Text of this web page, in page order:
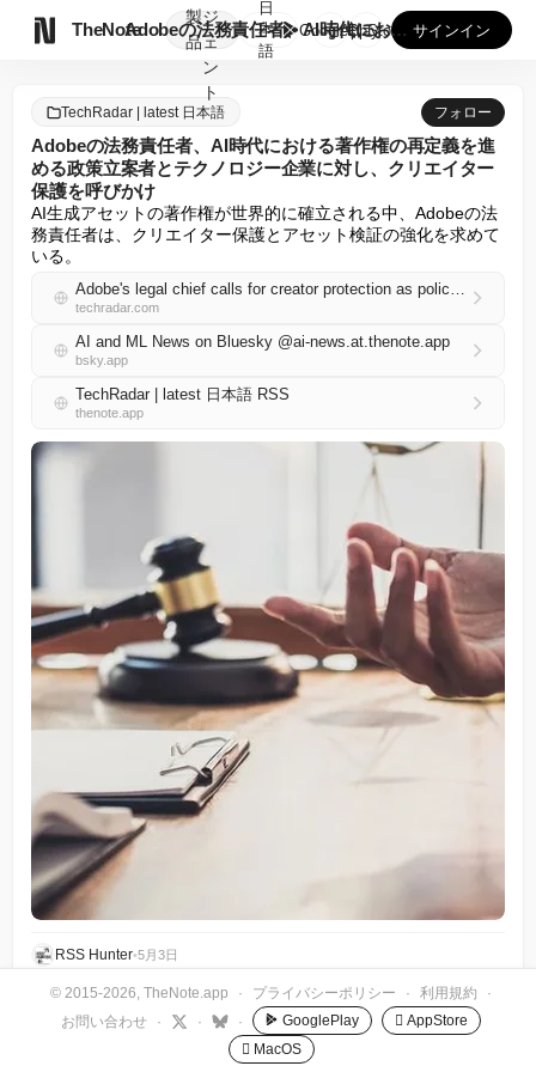
TheNote
製
品
ジ
ェ
ン
ト
Adobeの法務責任者、AI時代における著作権の再定義を進め...
日
本
語
GooglePlay
AppStore サインイン
TechRadar | latest 日本語 フォロー
Adobeの法務責任者、AI時代における著作権の再定義を進
める政策立案者とテクノロジー企業に対し、クリエイター
保護を呼びかけ
AI生成アセットの著作権が世界的に確立される中、Adobeの法
務責任者は、クリエイター保護とアセット検証の強化を求めて
いる。
Adobe's legal chief calls for creator protection as policymakers and tech companies reframe copyright in the era of AI
techradar.com
AI and ML News on Bluesky @ai-news.at.thenote.app
bsky.app
TechRadar | latest 日本語 RSS
thenote.app
RSS Hunter•5月3日
© 2015-2026, TheNote.app · プライバシーポリシー · 利用規約
·
お問い合わせ
· · · GooglePlay
 AppStore
 MacOS